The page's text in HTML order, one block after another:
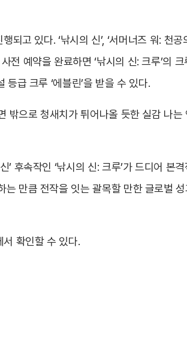
고 있다. ‘낚시의 신’, ‘서머너즈 워: 천공
전 예약을 완료하면 ‘낚시의 신: 크루’의
급 크루 ‘에블린’을 받을 수 있다.
밖으로 청새치가 튀어나올 듯한 실감 나는
후속작인 ‘낚시의 신: 크루’가 드디어 본
만큼 전작을 잇는 괄목할 만한 글로벌
서 확인할 수 있다.